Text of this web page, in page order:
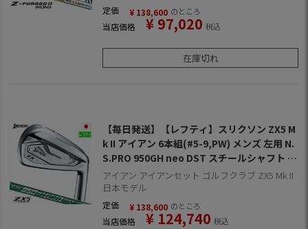
定価 ¥ 138,600 のところ
当店価格 ¥ 97,020 税込
在庫切れ
【毎日発送】【レフティ】スリクソン ZX5 M
k II アイアン 6本組(#5-9,PW) メンズ 左用 N.
S.PRO 950GH neo DST スチールシャフト 2
022年モデル 日本正規品 2022年11月発売
アイアン アイアンセット ゴルフクラブ ZX5 Mk II
日本モデル
定価 ¥ 138,600 のところ
当店価格 ¥ 124,740 税込